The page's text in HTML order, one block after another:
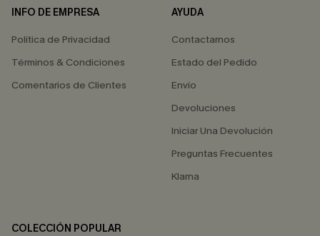
INFO DE EMPRESA
Política de Privacidad
Términos & Condiciones
Comentarios de Clientes
AYUDA
Contactarnos
Estado del Pedido
Envío
Devoluciones
Iniciar Una Devolución
Preguntas Frecuentes
Klarna
COLECCIÓN POPULAR